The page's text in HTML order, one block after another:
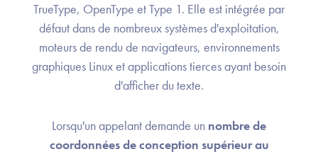
TrueType, OpenType et Type 1. Elle est intégrée par
défaut dans de nombreux systèmes d'exploitation,
moteurs de rendu de navigateurs, environnements
graphiques Linux et applications tierces ayant besoin
d'afficher du texte.
Lorsqu'un appelant demande un nombre de
coordonnées de conception supérieur au